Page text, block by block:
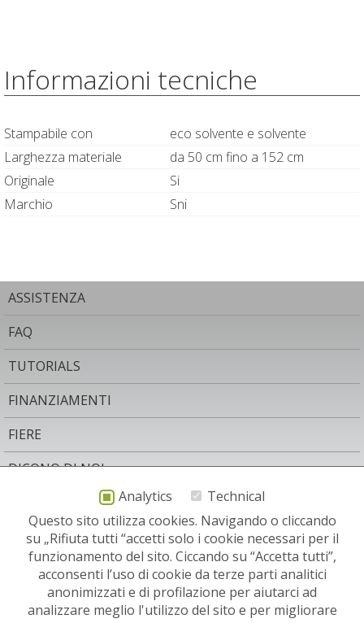
Informazioni tecniche
Stampabile con
eco solvente e solvente
Larghezza materiale
da 50 cm fino a 152 cm
Originale
Si
Marchio
Sni
ASSISTENZA
FAQ
TUTORIALS
FINANZIAMENTI
FIERE
DICONO DI NOI
CONTATTO
NEWSLETTER
SITI RELEVANTI:
Analytics
Technical
Questo sito utilizza cookies. Navigando o cliccando
su „Rifiuta tutti “accetti solo i cookie necessari per il
funzionamento del sito. Ciccando su “Accetta tutti”,
acconsenti l’uso di cookie da terze parti analitici
anonimizzati e di profilazione per aiutarci ad
analizzare meglio l'utilizzo del sito e per migliorare